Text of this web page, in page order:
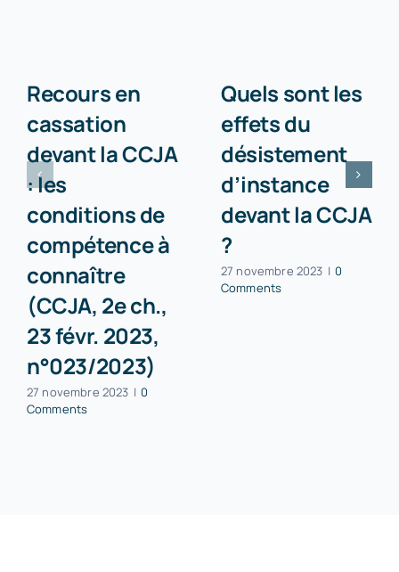
Recours en
cassation
devant la CCJA
: les
conditions de
compétence à
connaître
(CCJA, 2e ch.,
23 févr. 2023,
n°023/2023)
27 novembre 2023 | 0
Comments
Quels sont les
effets du
désistement
d’instance
devant la CCJA
?
27 novembre 2023 | 0
Comments